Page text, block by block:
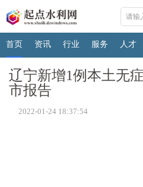
首页 资讯 行业 服务 人才
辽宁新增1例本土无
市报告
2022-01-24 18:37:54